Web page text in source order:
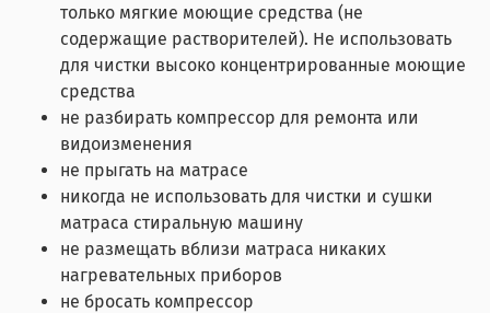
только мягкие моющие средства (не
содержащие растворителей). Не использовать
для чистки высоко концентрированные моющие
средства
не разбирать компрессор для ремонта или
видоизменения
не прыгать на матрасе
никогда не использовать для чистки и сушки
матраса стиральную машину
не размещать вблизи матраса никаких
нагревательных приборов
не бросать компрессор